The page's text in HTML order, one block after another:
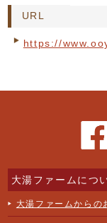
URL
https://
大湯ファームにつ
大湯ファームからの